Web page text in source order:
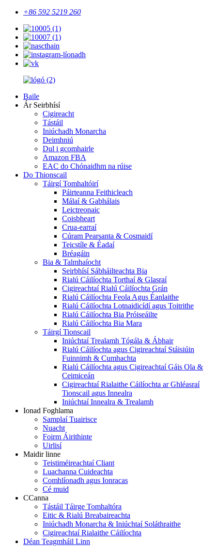
+86 592 5219 260
Baile
Ár Seirbhísí
Cigireacht
Tástáil
Iniúchadh Monarcha
Deimhniú
Dul i gcomhairle
Amazon FBA
EAC do Chónaidhm na rúise
Do Thionscail
Táirgí Tomhaltóirí
Páirteanna Feithicleach
Málaí & Gabhálais
Leictreonaic
Coisbheart
Crua-earraí
Cúram Pearsanta & Cosmaidí
Teicstíle & Éadaí
Bréagáin
Bia & Talmhaíocht
Seirbhísí Sábháilteachta Bia
Rialú Cáilíochta Torthaí & Glasraí
Cigireachtaí Rialú Cáilíochta Grán
Rialú Cáilíochta Feola Agus Éanlaithe
Rialú Cáilíochta Lotnaidicídí agus Toitrithe
Rialú Cáilíochta Bia Próiseáilte
Rialú Cáilíochta Bia Mara
Táirgí Tionscail
Iniúchtaí Trealamh Tógála & Ábhair
Rialú Cáilíochta agus Cigireachtaí Stáisiúin
Fuinnimh & Cumhachta
Rialú Cáilíochta agus Cigireachtaí Gáis Ola &
Ceimiceán
Cigireachtaí Rialaithe Cáilíochta ar Ghléasraí
Tionscail agus Innealra
Iniúchtaí Innealra & Trealamh
Ionad Foghlama
Samplaí Tuairisce
Nuacht
Foirm Áirithinte
Uirlisí
Maidir linne
Teistiméireachtaí Cliant
Luachanna Cuideachta
Comhlíonadh agus Ionracas
Cé muid
CCanna
Tástáil Táirge Tomhaltóra
Eitic & Rialú Breabaireachta
Iniúchadh Monarcha & Iniúchtaí Soláthraithe
Cigireachtaí Rialaithe Cáilíochta
Déan Teagmháil Linn